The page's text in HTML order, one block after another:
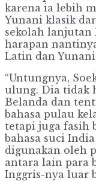
karena ia lebih
Yunani klasik
sekolah lanjutan
harapan
Latin dan
“Untungnya,
ulung. Dia tidak
Belanda dan
bahasa pulau
tetapi juga fasih
bahasa suci
digunakan oleh
antara lain para
Inggris-nya luar